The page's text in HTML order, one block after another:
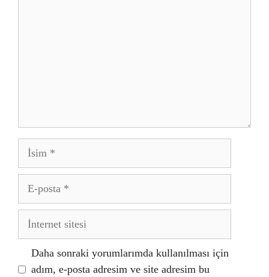
İsim
posta
İnternet
Daha sonraki yorumlarımda kullanılması için
adım, e-posta adresim ve site adresim bu